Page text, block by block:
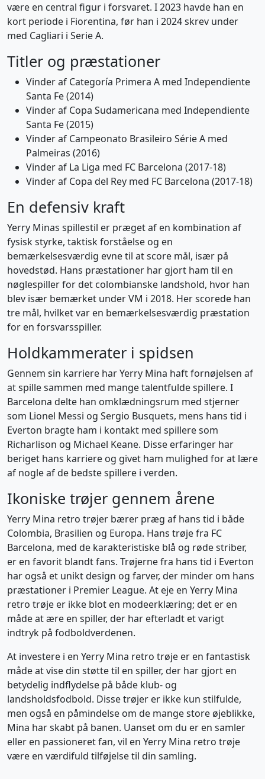
være en central figur i forsvaret. I 2023 havde han en
kort periode i Fiorentina, før han i 2024 skrev under
med Cagliari i Serie A.
Titler og præstationer
Vinder af Categoría Primera A med Independiente
Santa Fe (2014)
Vinder af Copa Sudamericana med Independiente
Santa Fe (2015)
Vinder af Campeonato Brasileiro Série A med
Palmeiras (2016)
Vinder af La Liga med FC Barcelona (2017-18)
Vinder af Copa del Rey med FC Barcelona (2017-18)
En defensiv kraft
Yerry Minas spillestil er præget af en kombination af
fysisk styrke, taktisk forståelse og en
bemærkelsesværdig evne til at score mål, især på
hovedstød. Hans præstationer har gjort ham til en
nøglespiller for det colombianske landshold, hvor han
blev især bemærket under VM i 2018. Her scorede han
tre mål, hvilket var en bemærkelsesværdig præstation
for en forsvarsspiller.
Holdkammerater i spidsen
Gennem sin karriere har Yerry Mina haft fornøjelsen af
at spille sammen med mange talentfulde spillere. I
Barcelona delte han omklædningsrum med stjerner
som Lionel Messi og Sergio Busquets, mens hans tid i
Everton bragte ham i kontakt med spillere som
Richarlison og Michael Keane. Disse erfaringer har
beriget hans karriere og givet ham mulighed for at lære
af nogle af de bedste spillere i verden.
Ikoniske trøjer gennem årene
Yerry Mina retro trøjer bærer præg af hans tid i både
Colombia, Brasilien og Europa. Hans trøje fra FC
Barcelona, med de karakteristiske blå og røde striber,
er en favorit blandt fans. Trøjerne fra hans tid i Everton
har også et unikt design og farver, der minder om hans
præstationer i Premier League. At eje en Yerry Mina
retro trøje er ikke blot en modeerklæring; det er en
måde at ære en spiller, der har efterladt et varigt
indtryk på fodboldverdenen.
At investere i en Yerry Mina retro trøje er en fantastisk
måde at vise din støtte til en spiller, der har gjort en
betydelig indflydelse på både klub- og
landsholdsfodbold. Disse trøjer er ikke kun stilfulde,
men også en påmindelse om de mange store øjeblikke,
Mina har skabt på banen. Uanset om du er en samler
eller en passioneret fan, vil en Yerry Mina retro trøje
være en værdifuld tilføjelse til din samling.